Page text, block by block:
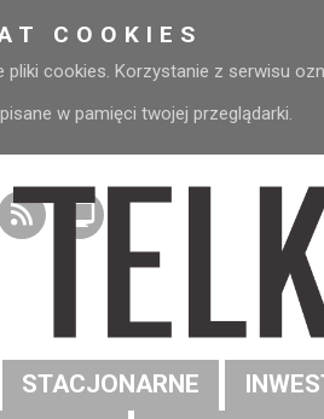
COOKIES
pliki cookies. Korzystanie z serwisu
w pamięci twojej przeglądarki.
STACJONARNE